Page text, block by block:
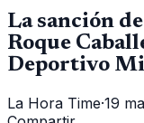
La sanción
Roque
Deportivo
La Hora Time·19